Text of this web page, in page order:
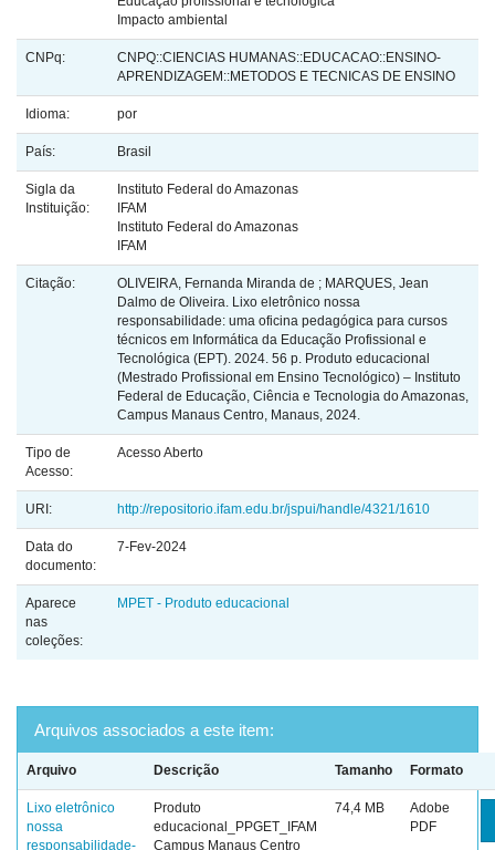
Impacto ambiental
CNPq:
CNPQ::CIENCIAS HUMANAS::EDUCACAO::ENSINO-
APRENDIZAGEM::METODOS E TECNICAS DE ENSINO
Idioma: por
País: Brasil
Sigla da
Instituição:
Instituto Federal do Amazonas
IFAM
Instituto Federal do Amazonas
IFAM
Citação:
OLIVEIRA, Fernanda Miranda de ; MARQUES, Jean
Dalmo de Oliveira. Lixo eletrônico nossa
responsabilidade: uma oficina pedagógica para cursos
técnicos em Informática da Educação Profissional e
Tecnológica (EPT). 2024. 56 p. Produto educacional
(Mestrado Profissional em Ensino Tecnológico) – Instituto
Federal de Educação, Ciência e Tecnologia do Amazonas,
Campus Manaus Centro, Manaus, 2024.
Tipo de
Acesso:
Acesso Aberto
URI: http://repositorio.ifam.edu.br/jspui/handle/4321/1610
Data do
documento:
7-Fev-2024
Aparece
nas
coleções:
MPET - Produto educacional
Arquivos associados a este item:
Arquivo Descrição Tamanho Formato
Lixo eletrônico
nossa
responsabilidade-
Produto
educacional_PPGET_IFAM
Campus Manaus Centro
74,4 MB
Adobe
PDF